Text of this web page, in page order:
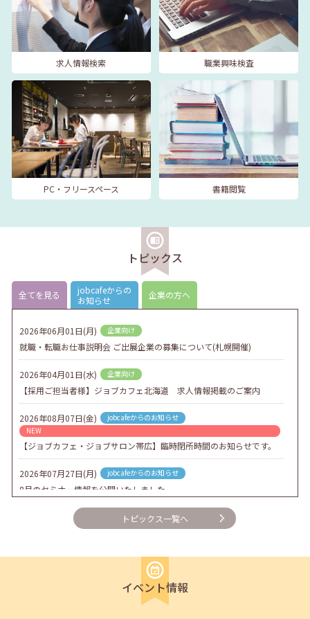
求人情報検索 職業興味検査
PC・フリースペース 書籍閲覧
トピックス
全てを見る
jobcafeからの
お知らせ
企業の方へ
2026年06月01日(月) 企業向け
就職・転職お仕事説明会 ご出展企業の募集について(札幌開催)
2026年04月01日(水) 企業向け
【採用ご担当者様】ジョブカフェ北海道 求人情報掲載のご案内
2026年08月07日(金)
jobcafeからのお知らせ
NEW
【ジョブカフェ・ジョブサロン帯広】臨時閉所時間のお知らせです。
2026年07月27日(月) jobcafeからのお知らせ
8月のセミナー情報を公開いたしました。
2026年07月01日(水) 企業向け
企業様向けセミナー「現場を巻き込む！人事のための『越境人材育
jobcafeからのお知らせ
7月のセミナー情報を公開いたしました。
トピックス一覧へ
イベント情報